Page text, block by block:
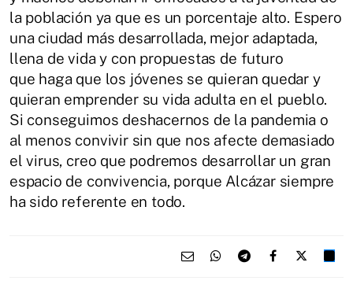
la población ya que es un porcentaje alto. Espero
una ciudad más desarrollada, mejor adaptada,
llena de vida y con propuestas de futuro
que haga que los jóvenes se quieran quedar y
quieran emprender su vida adulta en el pueblo.
Si conseguimos deshacernos de la pandemia o
al menos convivir sin que nos afecte demasiado
el virus, creo que podremos desarrollar un gran
espacio de convivencia, porque Alcázar siempre
ha sido referente en todo.